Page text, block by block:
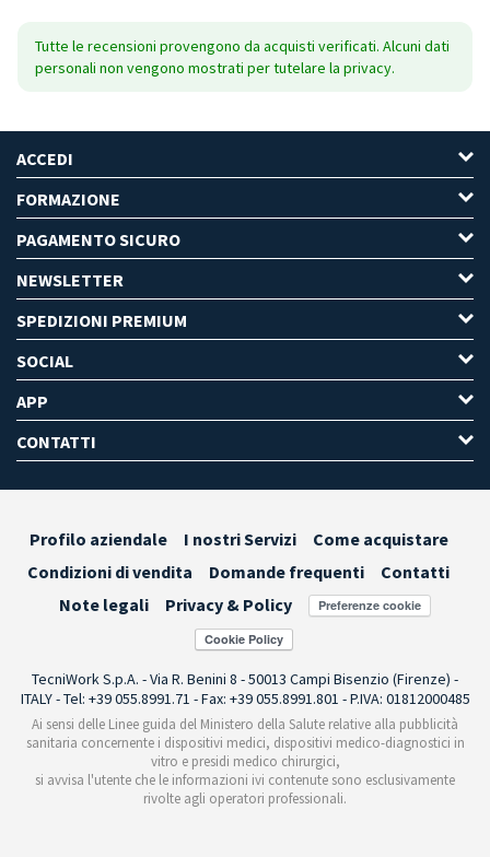
Tutte le recensioni provengono da acquisti verificati. Alcuni dati
personali non vengono mostrati per tutelare la privacy.
ACCEDI
FORMAZIONE
PAGAMENTO SICURO
NEWSLETTER
SPEDIZIONI PREMIUM
SOCIAL
APP
CONTATTI
Profilo aziendale I nostri Servizi
Come acquistare
Condizioni di vendita
Domande frequenti
Contatti
Note legali
Privacy & Policy Preferenze cookie
TecniWork S.p.A. - Via R. Benini 8 - 50013 Campi Bisenzio (Firenze) -
ITALY - Tel: +39 055.8991.71 - Fax: +39 055.8991.801 - P.IVA: 01812000485
Ai sensi delle Linee guida del Ministero della Salute relative alla pubblicità
sanitaria concernente i dispositivi medici, dispositivi medico-diagnostici in
vitro e presidi medico chirurgici,
si avvisa l'utente che le informazioni ivi contenute sono esclusivamente
rivolte agli operatori professionali.